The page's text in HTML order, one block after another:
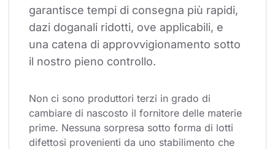
garantisce tempi di consegna più rapidi,
dazi doganali ridotti, ove applicabili, e
una catena di approvvigionamento sotto
il nostro pieno controllo.
Non ci sono produttori terzi in grado di
cambiare di nascosto il fornitore delle materie
prime. Nessuna sorpresa sotto forma di lotti
difettosi provenienti da uno stabilimento che